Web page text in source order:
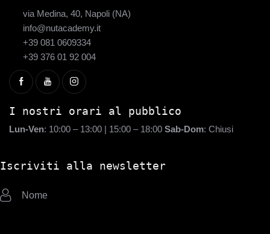
via Medina, 40, Napoli (NA)
info@nutacademy.it
+39 081 0609334
+39 376 01 92 004
I nostri orari al pubblico
Lun-Ven: 10:00 – 13:00 | 15:00 – 18:00 Sab-Dom: Chiusi
Iscriviti alla newsletter